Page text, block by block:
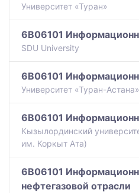
Университет «Туран»
6B06101
SDU University
6B06101
Университет «Туран-
6B06101
Кызылординский
им. Коркыт Ата)
6B06101
нефтегазовой отрасли